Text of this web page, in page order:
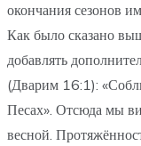
окончания сезонов
Как было сказано
добавлять
(Дварим 16:1):
Песах». Отсюда мы
весной.